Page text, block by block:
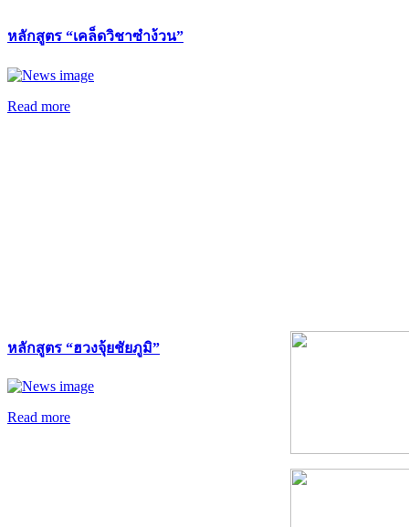
หลักสูตร “เคล็ดวิชาซำง้วน”
Read more
หลักสูตร “ฮวงจุ้ยชัยภูมิ”
Read more